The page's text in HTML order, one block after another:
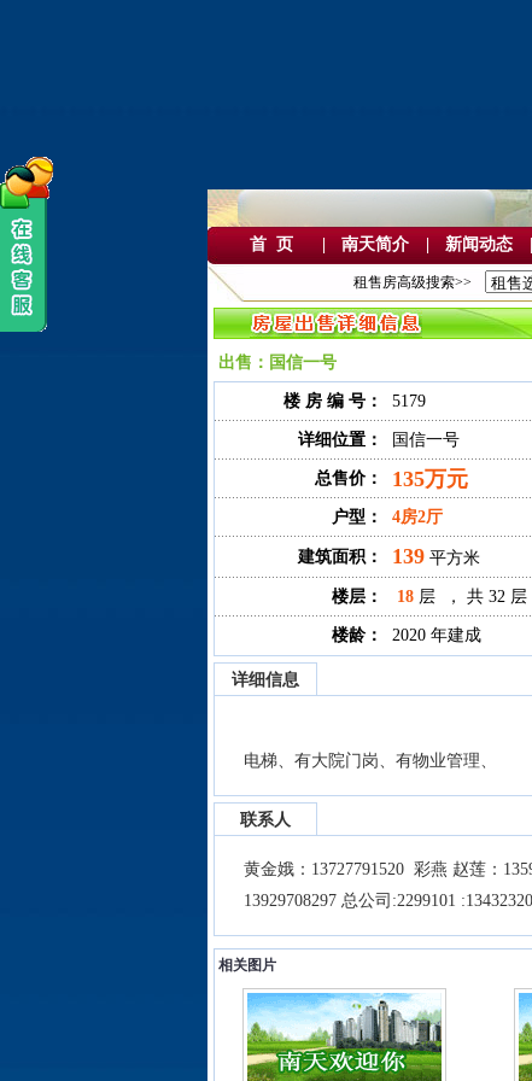
首 页 南天简介 新闻动态
租售房高级搜索>>
出售：国信一号
楼 房 编 号： 5179
详细位置： 国信一号
总售价： 135万元
户型： 4房2厅
建筑面积： 139 平方米
楼层： 18 层 ， 共 32 层
楼龄： 2020 年建成
详细信息
电梯、有大院门岗、有物业管理、
联系人
黄金娥：13727791520 彩燕 赵莲：
13929708297 总公司:2299101
相关图片